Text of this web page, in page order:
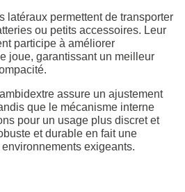
latéraux permettent de transporter
ou petits accessoires. Leur
participe à améliorer
joue, garantissant un meilleur
assure un ajustement
que le mécanisme interne
pour un usage plus discret et
et durable en fait une
exigeants.